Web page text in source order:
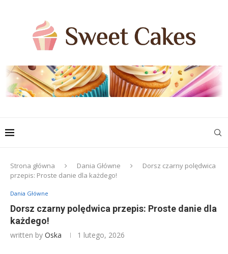
Strona główna Dania Główne
Dorsz czarny polędwica
przepis: Proste danie dla każdego!
Dania Główne
Dorsz czarny polędwica przepis: Proste danie dla
każdego!
written by Oska 1 lutego, 2026